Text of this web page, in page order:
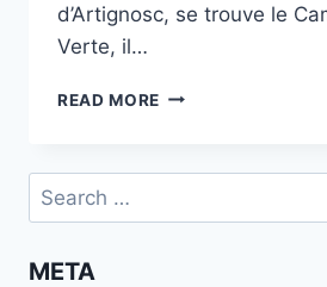
d’Artignosc, se trouve le
Verte, il…
READ MORE PIERRE
BLASONS
SUD
Search
for:
META